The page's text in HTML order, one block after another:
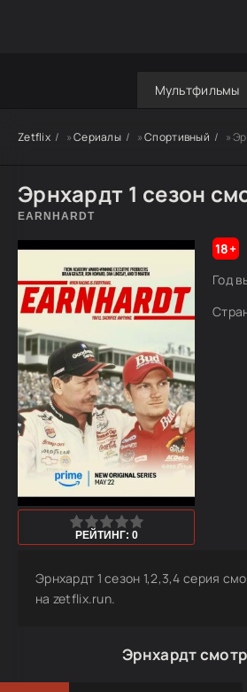
Мультфильмы
Zetflix »Сериалы »Спортивный »
Эрнхардт 1 сезон
EARNHARDT
4
5
РЕЙТИНГ: 0
18+
Год
Эрнхардт 1 сезон 1,2,3,4 серия
на zetflix.run.
Эрнхардт